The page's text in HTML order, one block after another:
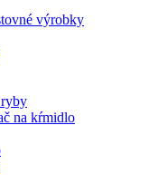
výrobky
na kŕmidlo